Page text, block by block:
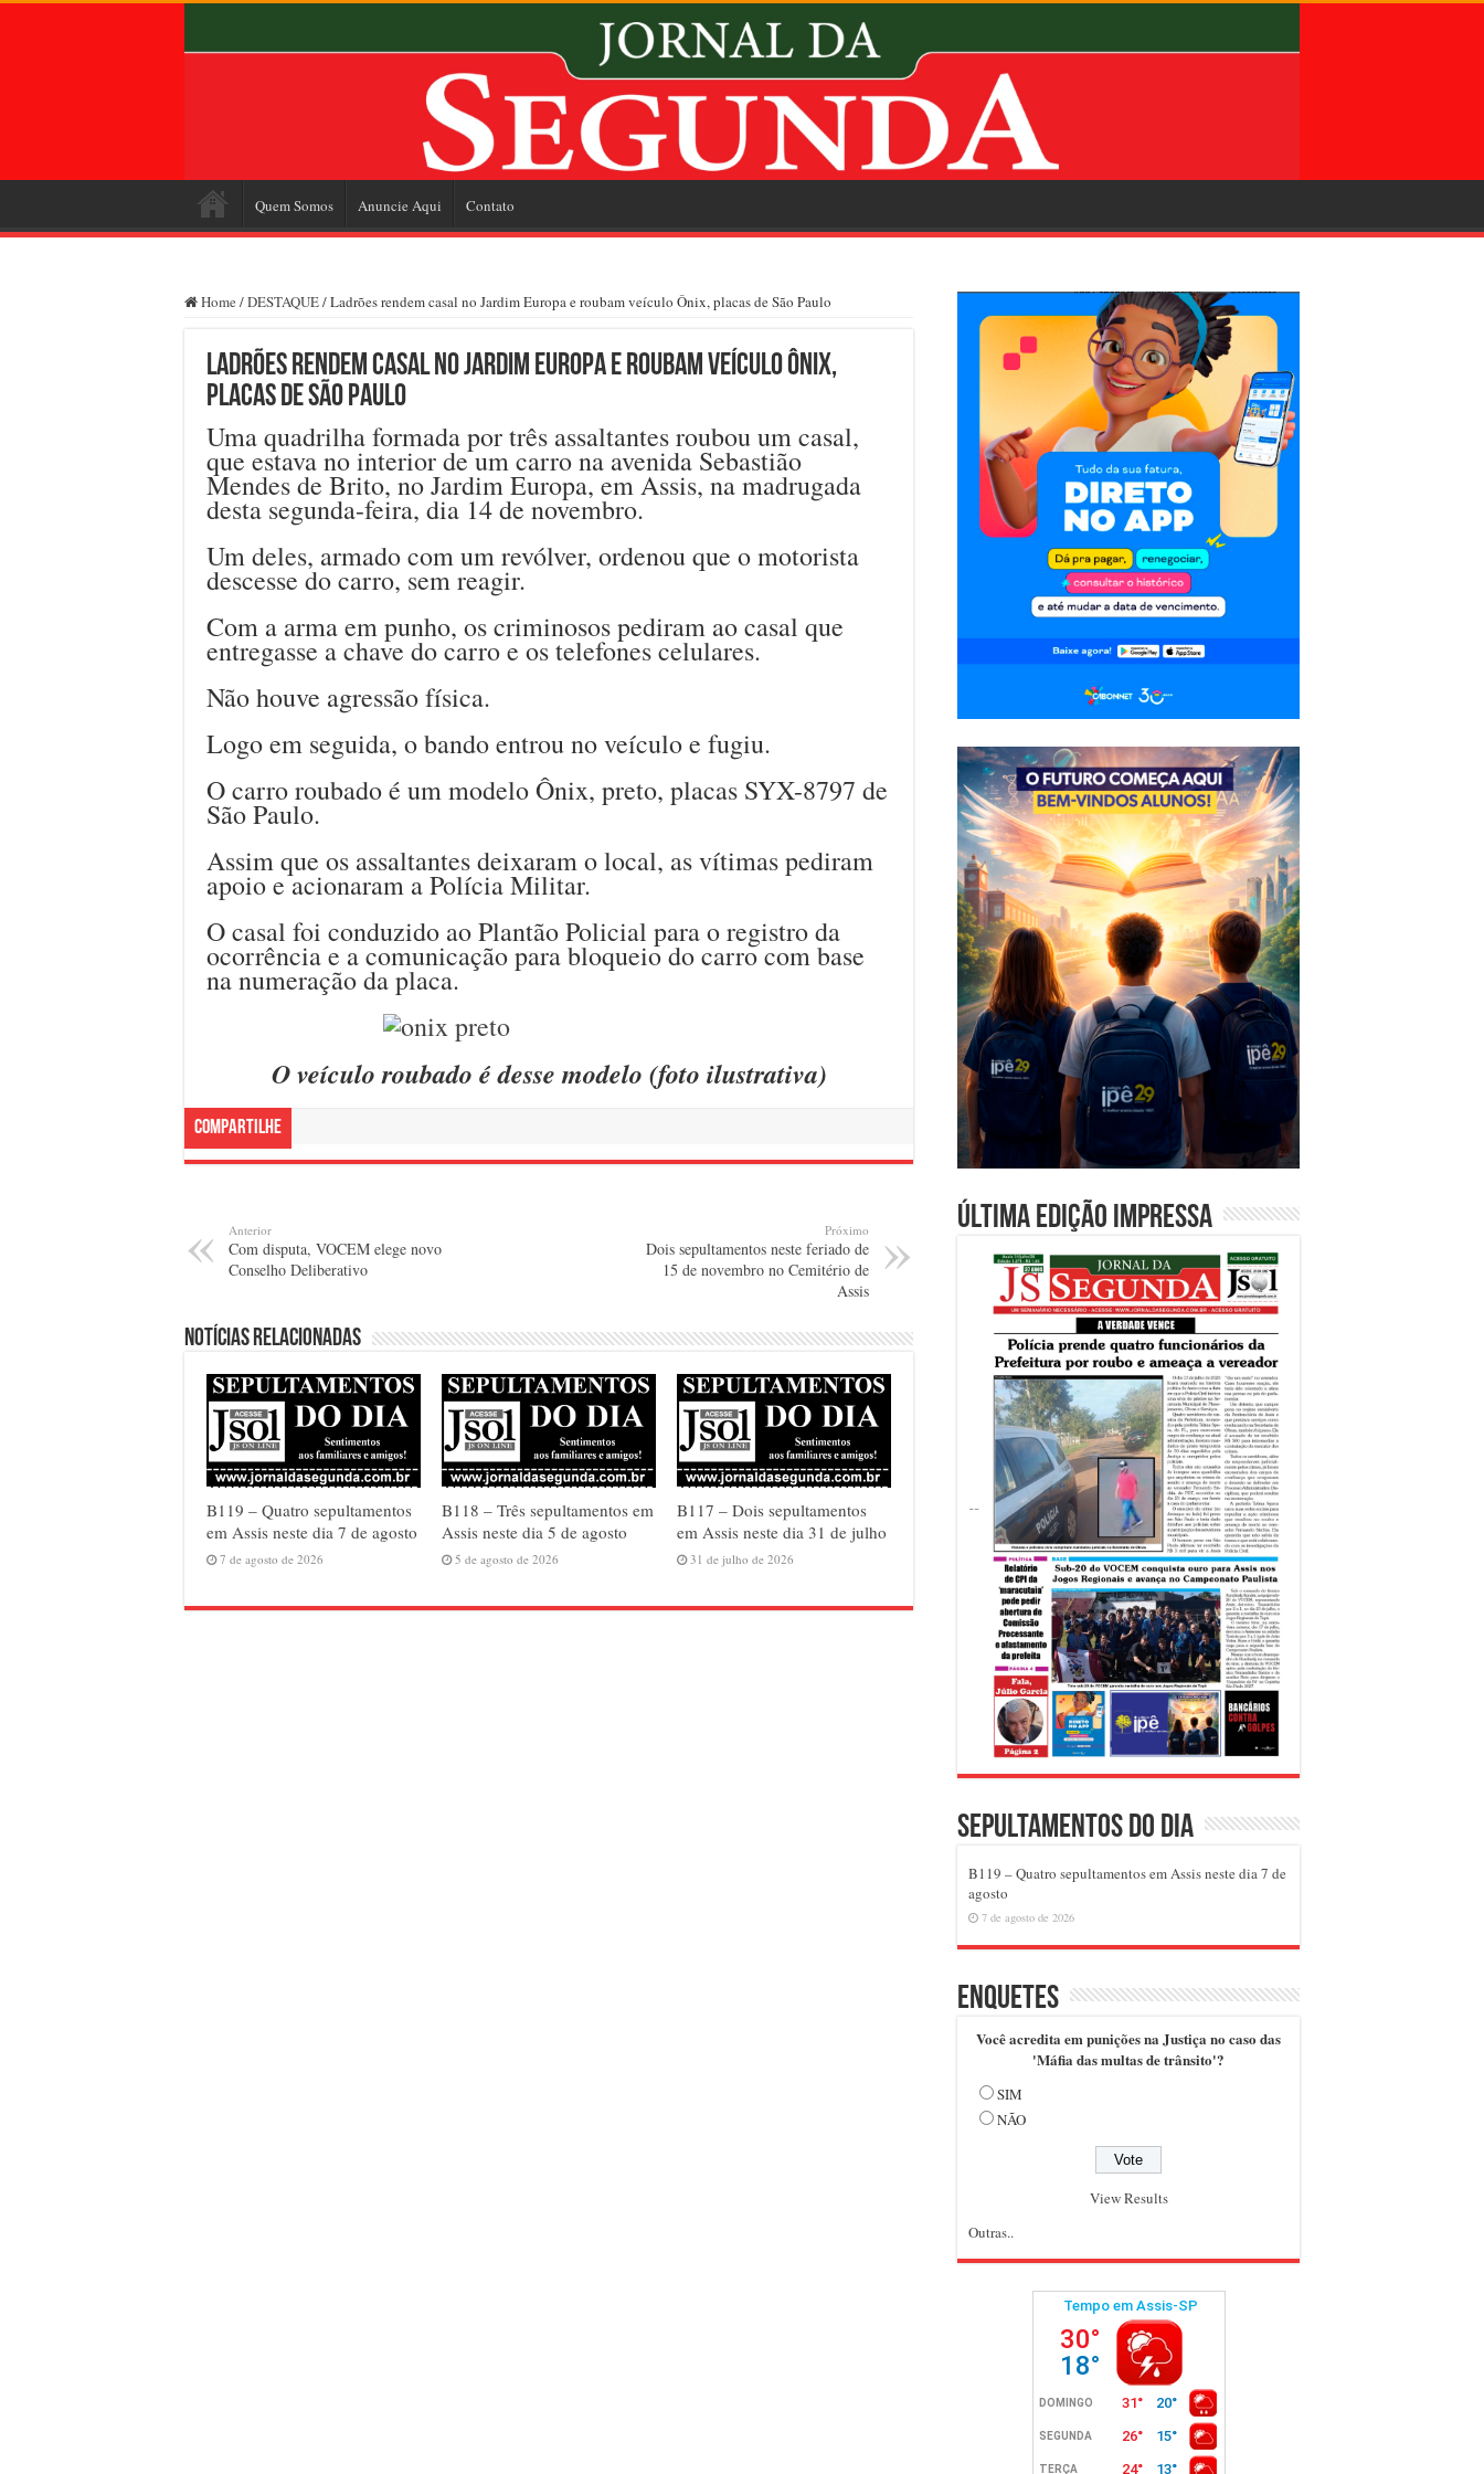
Quem Somos Anuncie Aqui Contato
Home /DESTAQUE/Ladrões rendem casal no Jardim Europa e roubam veículo Ônix, placas de São Paulo
Ladrões rendem casal no Jardim Europa e roubam veículo Ônix,
placas de São Paulo
Uma quadrilha formada por três assaltantes roubou um casal,
que estava no interior de um carro na avenida Sebastião
Mendes de Brito, no Jardim Europa, em Assis, na madrugada
desta segunda-feira, dia 14 de novembro.
Um deles, armado com um revólver, ordenou que o motorista
descesse do carro, sem reagir.
Com a arma em punho, os criminosos pediram ao casal que
entregasse a chave do carro e os telefones celulares.
Não houve agressão física.
Logo em seguida, o bando entrou no veículo e fugiu.
O carro roubado é um modelo Ônix, preto, placas SYX-8797 de
São Paulo.
Assim que os assaltantes deixaram o local, as vítimas pediram
apoio e acionaram a Polícia Militar.
O casal foi conduzido ao Plantão Policial para o registro da
ocorrência e a comunicação para bloqueio do carro com base
na numeração da placa.
O veículo roubado é desse modelo (foto ilustrativa)
Compartilhe
Anterior
Com disputa, VOCEM elege novo
Conselho Deliberativo
Próximo
Dois sepultamentos neste feriado de
15 de novembro no Cemitério de
Assis
Notícias relacionadas
B119 – Quatro sepultamentos
em Assis neste dia 7 de agosto
7 de agosto de 2026
B118 – Três sepultamentos em
Assis neste dia 5 de agosto
5 de agosto de 2026
B117 – Dois sepultamentos
em Assis neste dia 31 de julho
31 de julho de 2026
Última edição impressa
Sepultamentos do dia
B119 – Quatro sepultamentos em Assis neste dia 7 de
agosto
7 de agosto de 2026
Enquetes
Você acredita em punições na Justiça no caso das
'Máfia das multas de trânsito'?
SIM
NÃO
View Results
Outras..